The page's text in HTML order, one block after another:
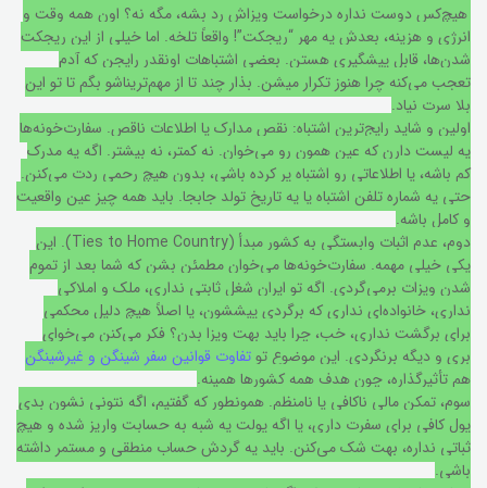
هیچ‌کس دوست نداره درخواست ویزاش رد بشه، مگه نه؟ اون همه وقت و
انرژی و هزینه، بعدش یه مهر “ریجکت”! واقعاً تلخه. اما خیلی از این ریجکت
شدن‌ها، قابل پیشگیری هستن. بعضی اشتباهات اونقدر رایجن که آدم
تعجب می‌کنه چرا هنوز تکرار میشن. بذار چند تا از مهم‌تریناشو بگم تا تو این
بلا سرت نیاد.
اولین و شاید رایج‌ترین اشتباه: نقص مدارک یا اطلاعات ناقص. سفارت‌خونه‌ها
یه لیست دارن که عین همون رو می‌خوان. نه کمتر، نه بیشتر. اگه یه مدرک
کم باشه، یا اطلاعاتی رو اشتباه پر کرده باشی، بدون هیچ رحمی ردت می‌کنن.
حتی یه شماره تلفن اشتباه یا یه تاریخ تولد جابجا. باید همه چیز عین واقعیت
و کامل باشه.
دوم، عدم اثبات وابستگی به کشور مبدأ (Ties to Home Country). این
یکی خیلی مهمه. سفارت‌خونه‌ها می‌خوان مطمئن بشن که شما بعد از تموم
شدن ویزات برمی‌گردی. اگه تو ایران شغل ثابتی نداری، ملک و املاکی
نداری، خانواده‌ای نداری که برگردی پیششون، یا اصلاً هیچ دلیل محکمی
برای برگشت نداری، خب، چرا باید بهت ویزا بدن؟ فکر می‌کنن می‌خوای
بری و دیگه برنگردی. این موضوع توتفاوت قوانین سفر شینگن و غیرشینگن
هم تأثیرگذاره، چون هدف همه کشورها همینه.
سوم، تمکن مالی ناکافی یا نامنظم. همونطور که گفتیم، اگه نتونی نشون بدی
پول کافی برای سفرت داری، یا اگه پولت یه شبه به حسابت واریز شده و هیچ
ثباتی نداره، بهت شک می‌کنن. باید یه گردش حساب منطقی و مستمر داشته
باشی.